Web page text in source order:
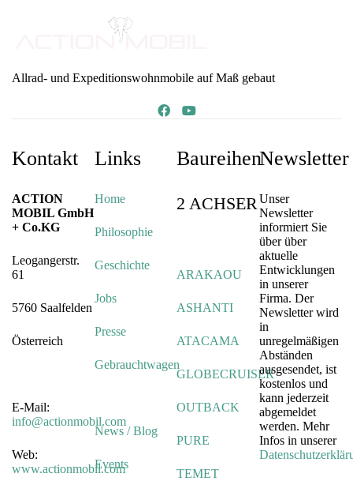
Allrad- und Expeditionswohnmobile auf Maß gebaut
Kontakt
ACTION
MOBIL GmbH
+ Co.KG
Leogangerstr.
61
5760 Saalfelden
Österreich
E-Mail:
info@actionmobil.com
Web:
www.actionmobil.com
Links
Home
Philosophie
Geschichte
Jobs
Presse
Gebrauchtwagen
News / Blog
Events
Baureihen
2 ACHSER
ARAKAOU
ASHANTI
ATACAMA
GLOBECRUISER
OUTBACK
PURE
TEMET
Newsletter
Unser
Newsletter
informiert Sie
über über
aktuelle
Entwicklungen
in unserer
Firma. Der
Newsletter wird
in
unregelmäßigen
Abständen
ausgesendet, ist
kostenlos und
kann jederzeit
abgemeldet
werden. Mehr
Infos in unserer